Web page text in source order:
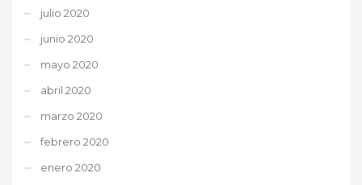
julio 2020
junio 2020
mayo 2020
abril 2020
marzo 2020
febrero 2020
enero 2020